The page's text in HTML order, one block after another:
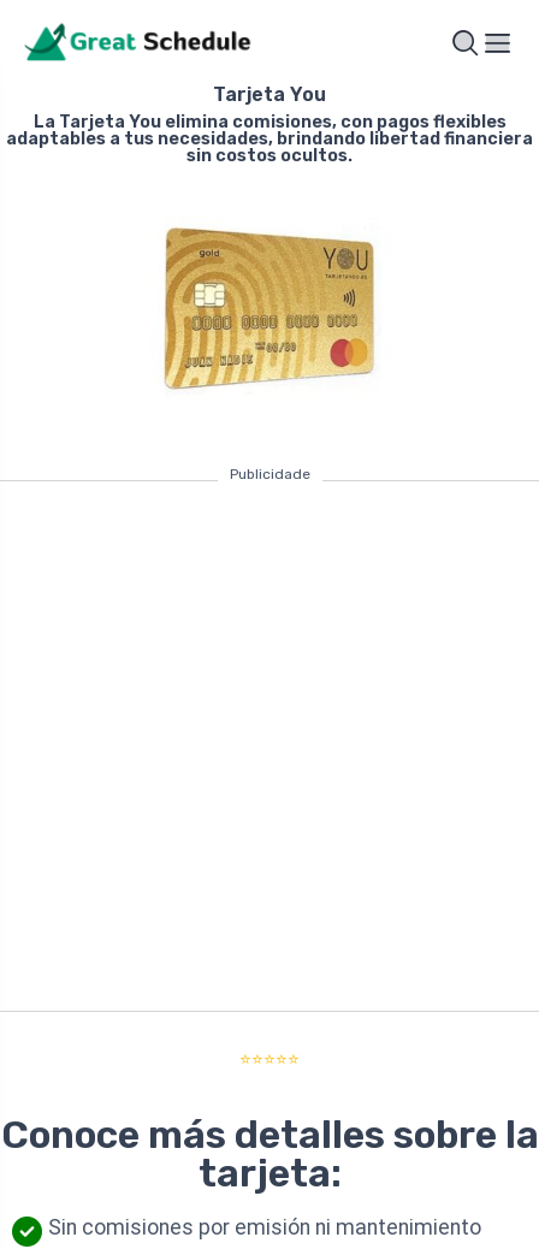
Tarjeta You
La Tarjeta You elimina comisiones, con pagos flexibles
adaptables a tus necesidades, brindando libertad financiera
sin costos ocultos.
Publicidade
⭐⭐⭐⭐⭐
Conoce más detalles sobre la
tarjeta:
Sin comisiones por emisión ni mantenimiento